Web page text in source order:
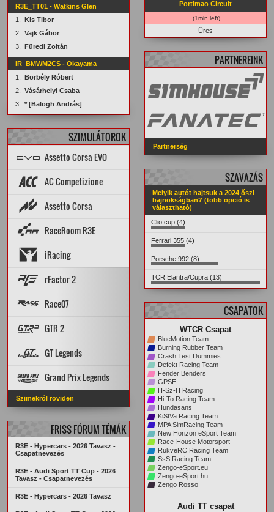
R3E_TT01 - Watkins Glen
1. Kis Tibor
2. Vajk Gábor
3. Füredi Zoltán
IR_BMWM2CS - Okayama
1. Borbély Róbert
2. Vásárhelyi Csaba
3. * [Balogh András]
SZIMULÁTOROK
Assetto Corsa EVO
AC Competizione
Topik
PÁLYA REKORDOK
AUTÓK
Dedi szerverek
Dedi stat
Assetto Corsa
Rank App
AUTÓK
PÁLYÁK
STATISZTIKÁK
Good/Bad mods
RaceRoom R3E
Cars & Tracks felmérés
PÁLYÁK
Leaderboard
PÁLYA REKORDOK
ARCHÍVUM
iRacing
rFactor 2
Race07
STATISZTIKÁK
GTR 2
STATISZTIKÁKGT Legends
KREDITRENDSZER
PÁLYA REKORDOK
STATISZTIKÁK
ARCHÍVUM
Grand Prix Legends
Főoldal
Szimekről röviden
FRISS FÓRUM TÉMÁK
R3E - Hypercars - 2026 Tavasz -
Csapatnevezés
R3E - Audi Sport TT Cup - 2026
Tavasz - Csapatnevezés
R3E - Hypercars - 2026 Tavasz
Portimao Circuit
(1min left)
Üres
PARTNEREINK
Partnerség
SZAVAZÁS
Melyik autót hajtsuk a 2024 őszi
bajnokságban? (több opció is
választható)
Clio cup (4)
Ferrari 355 (4)
Porsche 992 (8)
TCR Elantra/Cupra (13)
CSAPATOK
WTCR Csapat
BlueMotion Team
Burning Rubber Team
Crash Test Dummies
Defekt Racing Team
Fender Benders
GPSE
H-Sz-H Racing
Hi-To Racing Team
Hundasans
KiStVa Racing Team
MPA SimRacing Team
New Horizon eSport Team
Race-House Motorsport
RükveRC Racing Team
SsS Racing Team
Zengo-eSport.eu
Zengo-eSport.hu
Zengo Rosso
Audi TT csapat